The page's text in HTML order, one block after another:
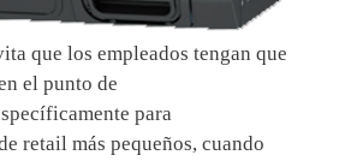
que los empleados tengan que
el punto de
para
retail más pequeños, cuando